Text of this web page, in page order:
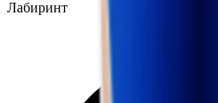
Лабиринт